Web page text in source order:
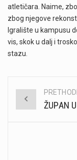
atletičara. Naime,
zbog njegove
Igralište u kampusu
vis, skok u dalj i
stazu.
Post
ŽUPAN